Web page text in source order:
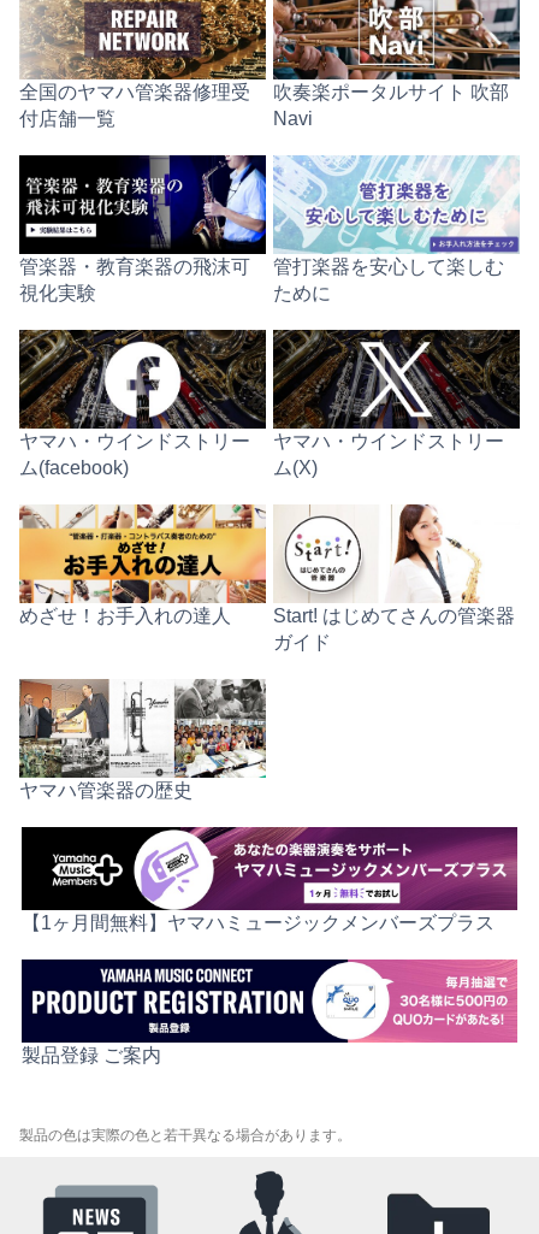
全国のヤマハ管楽器修理受
付店舗一覧
吹奏楽ポータルサイト 吹部
Navi
管楽器・教育楽器の飛沫可
視化実験
管打楽器を安心して楽しむ
ために
ヤマハ・ウインドストリー
ム(facebook)
ヤマハ・ウインドストリー
ム(X)
めざせ！お手入れの達人
Start! はじめてさんの管楽器
ガイド
ヤマハ管楽器の歴史
【1ヶ月間無料】ヤマハミュージックメンバーズプラス
製品登録 ご案内
製品の色は実際の色と若干異なる場合があります。